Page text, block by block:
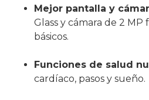
Mejor pantalla y
Glass y cámara de 2 MP
básicos.
Funciones de salud
cardíaco, pasos y sueño.